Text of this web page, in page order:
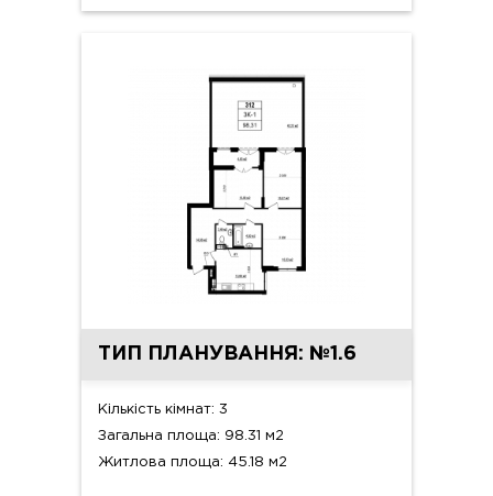
ТИП ПЛАНУВАННЯ: №1.6
Кількість кімнат: 3
Загальна площа: 98.31 м2
Житлова площа: 45.18 м2